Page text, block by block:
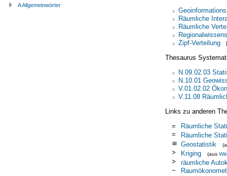
Räumliche
Räumliche
Zipf-Verteilung
Thesaurus
N.09.02.03
N.10.01
V.01.02.02
V.11.08
Links zu anderen
=
Räumliche
=
Räumliche
≅ Geostatistik
> Kriging (aus
>
räumliche
~
A Allgemeinwörter